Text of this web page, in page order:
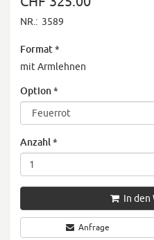
NR.: 3589
Format*
mit Armlehnen
Option*
Anzahl *
In den
Anfrage